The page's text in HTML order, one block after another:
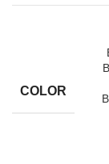
COLOR